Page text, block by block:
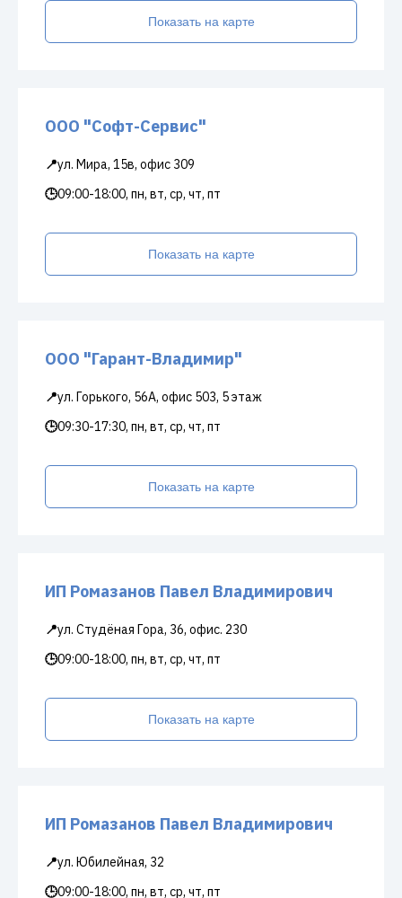
Показать на карте
ООО "Софт-Сервис"
📍ул. Мира, 15в, офис 309
🕒09:00-18:00, пн, вт, ср, чт, пт
Показать на карте
ООО "Гарант-Владимир"
📍ул. Горького, 56А, офис 503, 5 этаж
🕒09:30-17:30, пн, вт, ср, чт, пт
Показать на карте
ИП Ромазанов Павел Владимирович
📍ул. Студёная Гора, 36, офис. 230
🕒09:00-18:00, пн, вт, ср, чт, пт
Показать на карте
ИП Ромазанов Павел Владимирович
📍ул. Юбилейная, 32
🕒09:00-18:00, пн, вт, ср, чт, пт